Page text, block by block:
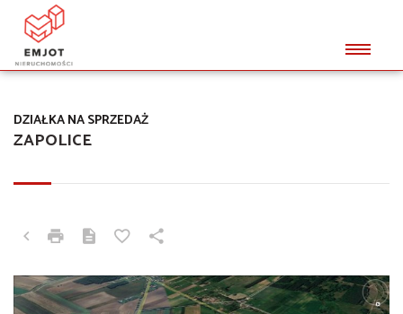
ZAPOLICE
DZIAŁKA NA SPRZEDAŻ